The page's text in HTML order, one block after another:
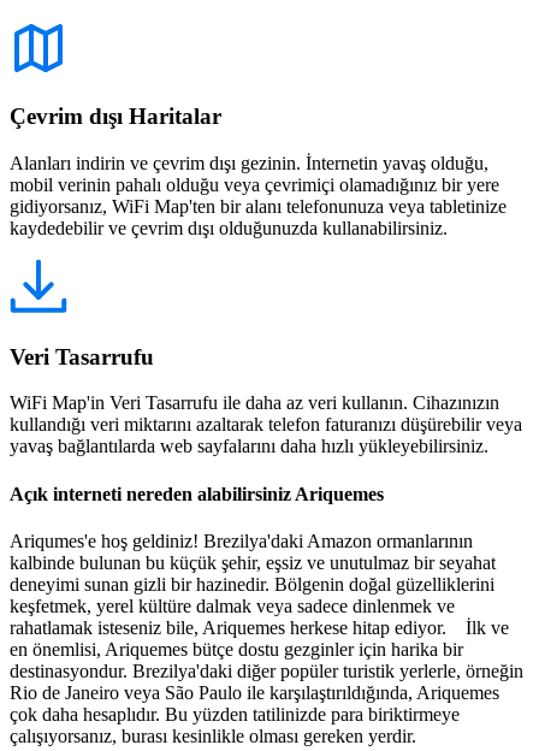
Çevrim dışı Haritalar
Alanları indirin ve çevrim dışı gezinin. İnternetin yavaş olduğu,
mobil verinin pahalı olduğu veya çevrimiçi olamadığınız bir yere
gidiyorsanız, WiFi Map'ten bir alanı telefonunuza veya tabletinize
kaydedebilir ve çevrim dışı olduğunuzda kullanabilirsiniz.
Veri Tasarrufu
WiFi Map'in Veri Tasarrufu ile daha az veri kullanın. Cihazınızın
kullandığı veri miktarını azaltarak telefon faturanızı düşürebilir veya
yavaş bağlantılarda web sayfalarını daha hızlı yükleyebilirsiniz.
Açık interneti nereden alabilirsiniz Ariquemes
Ariqumes'e hoş geldiniz! Brezilya'daki Amazon ormanlarının
kalbinde bulunan bu küçük şehir, eşsiz ve unutulmaz bir seyahat
deneyimi sunan gizli bir hazinedir. Bölgenin doğal güzelliklerini
keşfetmek, yerel kültüre dalmak veya sadece dinlenmek ve
rahatlamak isteseniz bile, Ariquemes herkese hitap ediyor. İlk ve
en önemlisi, Ariquemes bütçe dostu gezginler için harika bir
destinasyondur. Brezilya'daki diğer popüler turistik yerlerle, örneğin
Rio de Janeiro veya São Paulo ile karşılaştırıldığında, Ariquemes
çok daha hesaplıdır. Bu yüzden tatilinizde para biriktirmeye
çalışıyorsanız, burası kesinlikle olması gereken yerdir.